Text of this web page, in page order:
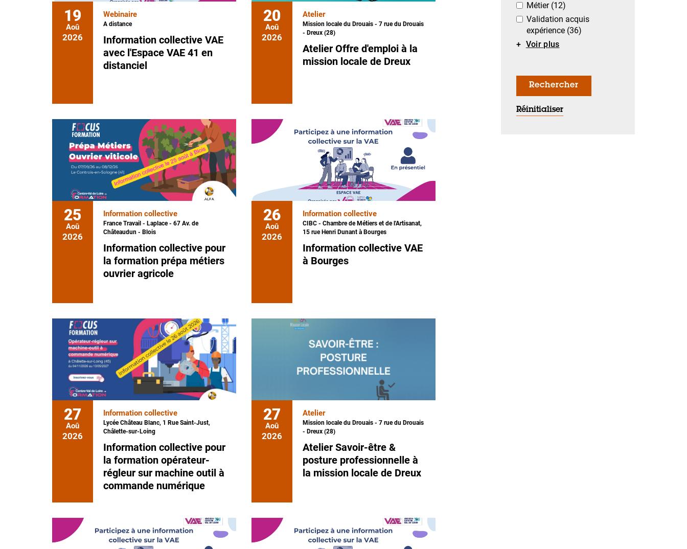
Métier (12)
Validation acquis
expérience (36)
Voir plus
Rechercher
Réinitialiser
19
Aoû
2026
Webinaire
A distance
Information collective VAE
avec l'Espace VAE 41 en
distanciel
20
Aoû
2026
Atelier
Mission locale du Drouais - 7 rue du Drouais
- Dreux (28)
Atelier Offre d'emploi à la
mission locale de Dreux
25
Aoû
2026
Information collective
France Travail - Laplace - 67 Av. de
Châteaudun - Blois
Information collective pour
la formation prépa métiers
ouvrier agricole
26
Aoû
2026
Information collective
CIBC - Chambre de Métiers et de l'Artisanat,
15 rue Henri Dunant à Bourges
Information collective VAE
à Bourges
27
Aoû
2026
Information collective
Lycée Château Blanc, 1 Rue Saint-Just,
Châlette-sur-Loing
Information collective pour
la formation opérateur-
régleur sur machine outil à
commande numérique
27
Aoû
2026
Atelier
Mission locale du Drouais - 7 rue du Drouais
- Dreux (28)
Atelier Savoir-être &
posture professionnelle à
la mission locale de Dreux